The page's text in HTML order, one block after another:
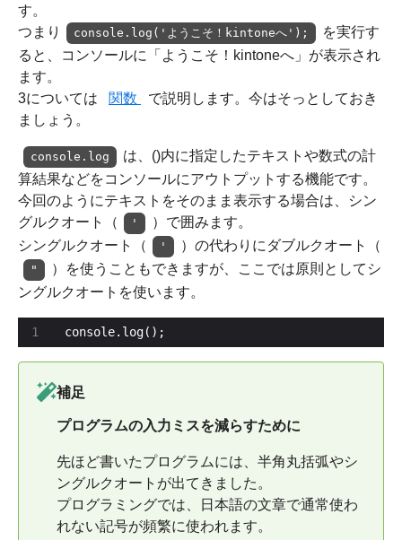
す。
つまり
console.log('ようこそ！kintoneへ');
を実行す
ると、コンソールに「ようこそ！kintoneへ」が表示され
ます。
3については
関数
で説明します。今はそっとしておき
ましょう。
console.log
は、()内に指定したテキストや数式の計
算結果などをコンソールにアウトプットする機能です。
今回のようにテキストをそのまま表示する場合は、シン
グルクオート（
'
）で囲みます。
シングルクオート（
' ）の代わりにダブルクオート（
"
）を使うこともできますが、ここでは原則としてシ
ングルクオートを使います。
console.log();
補足
プログラムの入力ミスを減らすために
先ほど書いたプログラムには、半角丸括弧やシ
ングルクオートが出てきました。
プログラミングでは、日本語の文章で通常使わ
れない記号が頻繁に使われます。